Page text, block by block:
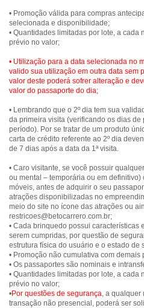
• Promoção válida para compras
selecionada e disponibilidade;
• Quantidades limitadas por lote, a cada
prévio no valor;
• Utilização para a data selecionada no
valido sua utilização em outra data sem
valor deste poderá sofrer alteração e
valor do passaporte do dia;
• Lembrando que o 2º dia tem sua
da primeira visita (verificando os dias de
período). Por se tratar de um produto
carta de crédito referente ao 2º dia
de 7 dias após a data da 1ª visita.
• Caro visitante, se você possuir
ou mental – temporária ou em definitivo)
móveis, antes de adquirir o seu
atrações disponibilizadas no
meio do site no ícone das atrações ou
restricoes@betocarrero.com.br;
• Cada brinquedo possui características
serem cumpridas, por questão de
estrutura física do usuário e o estado de
• Promoção não cumulativa com demais
• Os passaportes são nominais e
• Quantidades limitadas por lote, a cada
prévio no valor;
•Por questões de segurança, a qualquer
transação não presencial, poderá ser